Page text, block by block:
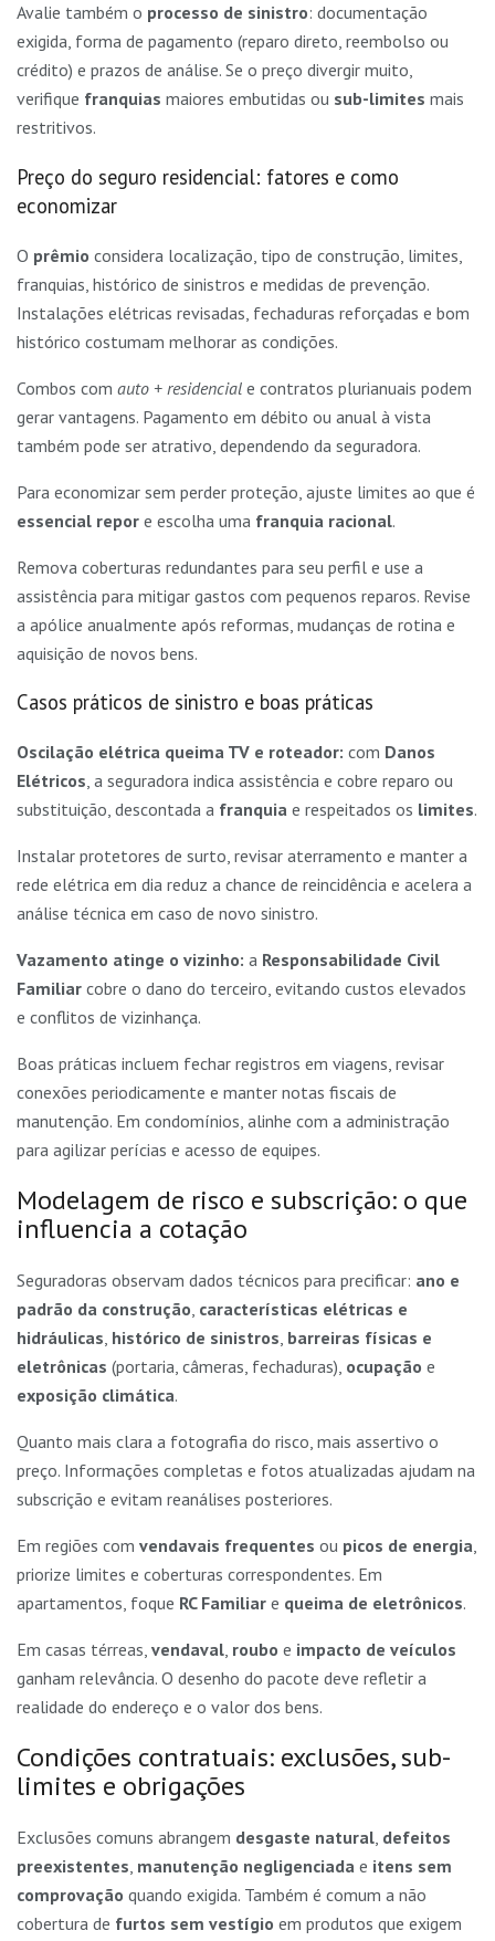
Avalie também o processo de sinistro: documentação
exigida, forma de pagamento (reparo direto, reembolso ou
crédito) e prazos de análise. Se o preço divergir muito,
verifique franquias maiores embutidas ou sub-limites mais
restritivos.
Preço do seguro residencial: fatores e como
economizar
O prêmio considera localização, tipo de construção, limites,
franquias, histórico de sinistros e medidas de prevenção.
Instalações elétricas revisadas, fechaduras reforçadas e bom
histórico costumam melhorar as condições.
Combos com auto + residencial e contratos plurianuais podem
gerar vantagens. Pagamento em débito ou anual à vista
também pode ser atrativo, dependendo da seguradora.
Para economizar sem perder proteção, ajuste limites ao que é
essencial repor e escolha uma franquia racional.
Remova coberturas redundantes para seu perfil e use a
assistência para mitigar gastos com pequenos reparos. Revise
a apólice anualmente após reformas, mudanças de rotina e
aquisição de novos bens.
Casos práticos de sinistro e boas práticas
Oscilação elétrica queima TV e roteador: com Danos
Elétricos, a seguradora indica assistência e cobre reparo ou
substituição, descontada a franquia e respeitados os limites.
Instalar protetores de surto, revisar aterramento e manter a
rede elétrica em dia reduz a chance de reincidência e acelera a
análise técnica em caso de novo sinistro.
Vazamento atinge o vizinho: a Responsabilidade Civil
Familiar cobre o dano do terceiro, evitando custos elevados
e conflitos de vizinhança.
Boas práticas incluem fechar registros em viagens, revisar
conexões periodicamente e manter notas fiscais de
manutenção. Em condomínios, alinhe com a administração
para agilizar perícias e acesso de equipes.
Modelagem de risco e subscrição: o que
influencia a cotação
Seguradoras observam dados técnicos para precificar: ano e
padrão da construção características elétricas e
hidráulicas histórico de sinistros barreiras físicas e
eletrônicas (portaria, câmeras, fechaduras), ocupação e
exposição climática.
Quanto mais clara a fotografia do risco, mais assertivo o
preço. Informações completas e fotos atualizadas ajudam na
subscrição e evitam reanálises posteriores.
Em regiões com vendavais frequentes ou picos de energia
priorize limites e coberturas correspondentes. Em
apartamentos, foque RC Familiar e queima de eletrônicos.
Em casas térreas, vendaval roubo e impacto de veículos
ganham relevância. O desenho do pacote deve refletir a
realidade do endereço e o valor dos bens.
Condições contratuais: exclusões, sub-
limites e obrigações
Exclusões comuns abrangem desgaste natural defeitos
preexistentes manutenção negligenciada e itens sem
comprovação quando exigida. Também é comum a não
cobertura de furtos sem vestígio em produtos que exigem